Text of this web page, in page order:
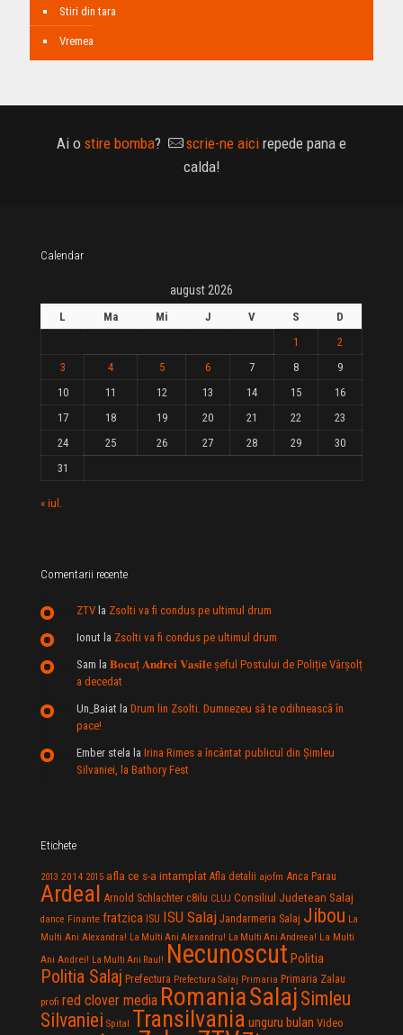
Stiri din tara
Vremea
Ai o stire bomba? scrie-ne aici repede pana e
calda!
Calendar
august 2026
L Ma Mi J V S
D
1
2
3
4 5 6 7 8
9
10
11 12 13 14 15
16
17
18 19 20 21 22
23
24
25 26 27 28 29
30
31
« iul.
Comentarii recente
ZTV la Zsolti va fi condus pe ultimul drum
Ionut la Zsolti va fi condus pe ultimul drum
Sam la 𝐁𝐨𝐜𝐮ț 𝐀𝐧𝐝𝐫𝐞𝐢 𝐕𝐚𝐬𝐢𝐥e şeful Postului de Poliție Vârșolț
a decedat
Un_Baiat la Drum lin Zsolti. Dumnezeu sã te odihneascã în
pace!
Ember stela la Irina Rimes a încântat publicul din Şimleu
Silvaniei, la Bathory Fest
Etichete
2013 2014 2015 afla ce s-a intamplat Afla detalii ajofm Anca Parau
Ardeal Arnold Schlachter c8ilu CLUJ Consiliul Judetean Salaj
dance Finante fratzica ISU ISU Salaj Jandarmeria Salaj Jibou La
Multi Ani Alexandra! La Multi Ani Alexandru! La Multi Ani Andreea! La Multi
Ani Andrei! La Multi Ani Raul! Necunoscut Politia
Politia Salaj Prefectura Prefectura Salaj Primaria Primaria Zalau
profi red clover media RomaniaSalaj Simleu
Silvaniei Spital Transilvania unguru bulan Video